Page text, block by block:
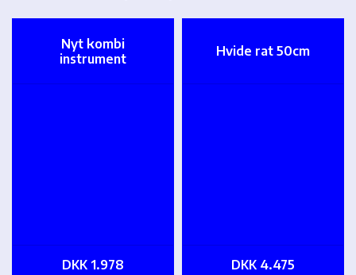
Nyt kombi
instrument
DKK 1.978
Hvide rat 50cm
DKK 4.475